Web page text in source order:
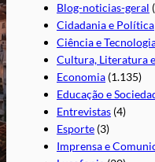
Blog-noticias-geral
Cidadania e Política
Ciência e
Cultura, Literatura
Economia (1.135)
Educação e
Entrevistas (4)
Esporte (3)
Imprensa e